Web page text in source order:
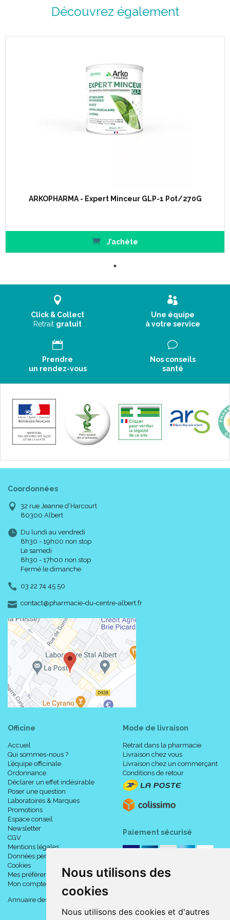
Nous utilisons des
cookies
Nous utilisons des cookies et d'autres
Découvrez également
ARKOPHARMA - Expert Minceur GLP-1 Pot/270G
J’achète
Click & Collect
Retrait gratuit
Une équipe
à votre service
Prendre
un rendez-vous
Nos conseils
santé
Coordonnées
32 rue Jeanne d’Harcourt
80300 Albert
Du lundi au vendredi
8h30 - 19h00 non stop
Le samedi
8h30 - 17h00 non stop
Fermé le dimanche
03 22 74 45 50
contact-
@-
pharmacie-du-centre-albert.fr
Officine
Accueil
Qui sommes-nous ?
L’équipe officinale
Ordonnance
Déclarer un effet indésirable
Poser une question
Laboratoires & Marques
Promotions
Espace conseil
Newsletter
CGV
Mentions légales
Données personnelles
Cookies
Mes préférences Cookies
Mon compte
Annuaire des pharmacies
Mode de livraison
Retrait dans la pharmacie
Livraison chez vous
Livraison chez un commerçant
Conditions de retour
Paiement sécurisé